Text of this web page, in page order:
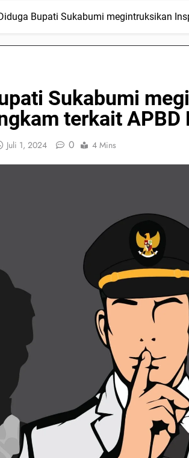
Bupati Sukabumi megintruksikan
Sukabumi
terkait APBD
Juli 1, 2024 0 4 Mins